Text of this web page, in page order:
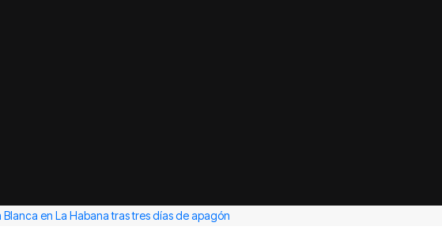
en La Habana tras tres días de apagón